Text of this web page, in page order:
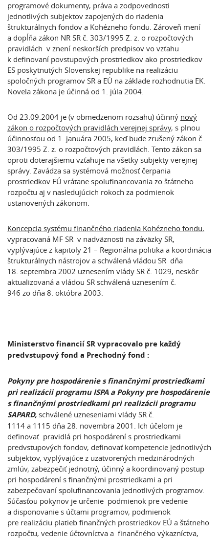
programové dokumenty, práva a zodpovednosti
jednotlivých subjektov zapojených do riadenia
štrukturálnych fondov a Kohézneho fondu. Zároveň mení
a dopĺňa zákon NR SR č. 303/1995 Z. z. o rozpočtových
pravidlách v znení neskorších predpisov vo vzťahu
k definovaní povstupových prostriedkov ako prostriedkov
ES poskytnutých Slovenskej republike na realizáciu
spoločných programov SR a EÚ na základe rozhodnutia EK.
Novela zákona je účinná od 1. júla 2004.
Od 23.09.2004 je (v obmedzenom rozsahu) účinný nový
zákon o rozpočtových pravidlách verejnej správy, s plnou
účinnosťou od 1. januára 2005, keď bude zrušený zákon č.
303/1995 Z. z. o rozpočtových pravidlách. Tento zákon sa
oproti doterajšiemu vzťahuje na všetky subjekty verejnej
správy. Zavádza sa systémová možnosť čerpania
prostriedkov EÚ vrátane spolufinancovania zo štátneho
rozpočtu aj v nasledujúcich rokoch za podmienok
ustanovených zákonom.
Koncepcia systému finančného riadenia Kohézneho fondu,
vypracovaná MF SR v nadväznosti na záväzky SR,
vyplývajúce z kapitoly 21 – Regionálna politika a koordinácia
štrukturálnych nástrojov a schválená vládou SR dňa
18. septembra 2002 uznesením vlády SR č. 1029, neskôr
aktualizovaná a vládou SR schválená uznesením č.
946 zo dňa 8. októbra 2003.
Ministerstvo financií SR vypracovalo pre každý
predvstupový fond a Prechodný fond :
Pokyny pre hospodárenie s finančnými prostriedkami
pri realizácii programu ISPA a Pokyny pre hospodárenie
s finančnými prostriedkami pri realizácii programu
SAPARD, schválené uzneseniami vlády SR č.
1114 a 1115 dňa 28. novembra 2001. Ich účelom je
definovať pravidlá pri hospodárení s prostriedkami
predvstupových fondov, definovať kompetencie jednotlivých
subjektov, vyplývajúce z uzatvorených medzinárodných
zmlúv, zabezpečiť jednotný, účinný a koordinovaný postup
pri hospodárení s finančnými prostriedkami a pri
zabezpečovaní spolufinancovania jednotlivých programov.
Súčasťou pokynov je určenie podmienok pre vedenie
a disponovanie s účtami programov, podmienok
pre realizáciu platieb finančných prostriedkov EÚ a štátneho
rozpočtu, vedenie účtovníctva a finančného výkazníctva,